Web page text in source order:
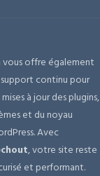
vous offre également
continu pour
mises à jour des plugins,
et du noyau
Avec
, votre site reste
et performant.